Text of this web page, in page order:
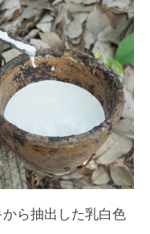
ら抽出した乳白色